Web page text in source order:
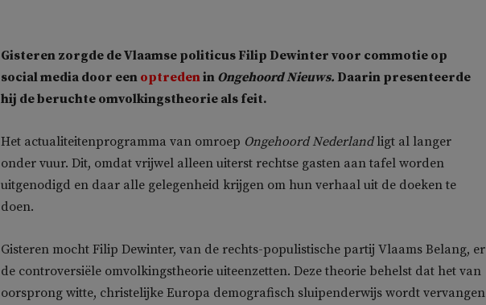
Gisteren zorgde de Vlaamse politicus Filip Dewinter voor commotie op
social media door een optredenin Ongehoord Nieuws. Daarin presenteerde
hij de beruchte omvolkingstheorie als feit.
Het actualiteitenprogramma van omroep Ongehoord Nederlandligt al langer
onder vuur. Dit, omdat vrijwel alleen uiterst rechtse gasten aan tafel worden
uitgenodigd en daar alle gelegenheid krijgen om hun verhaal uit de doeken te
doen.
Gisteren mocht Filip Dewinter, van de rechts-populistische partij Vlaams Belang, er
de controversiële omvolkingstheorie uiteenzetten. Deze theorie behelst dat het van
oorsprong witte, christelijke Europa demografisch sluipenderwijs wordt vervangen